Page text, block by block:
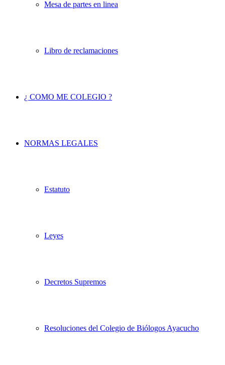
Mesa de partes en linea
Libro de reclamaciones
¿ COMO ME COLEGIO ?
NORMAS LEGALES
Estatuto
Leyes
Decretos Supremos
Resoluciones del Colegio de Biólogos Ayacucho